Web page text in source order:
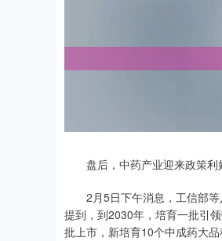
盘后，中药产业迎来政策利
2月5日下午消息，工信部等
提到，到2030年，培育一批引
批上市，新培育10个中成药大